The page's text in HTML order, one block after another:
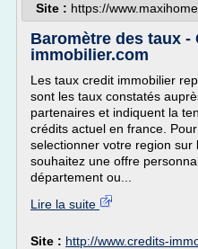
Site : https://
Baromètre des taux -
immobilier.com
Les taux credit immobilier
sont les taux constatés
partenaires et indiquent la
crédits actuel en france.
selectionner votre region
souhaitez une offre
département ou...
Lire la suite
Site : http://www.credits-